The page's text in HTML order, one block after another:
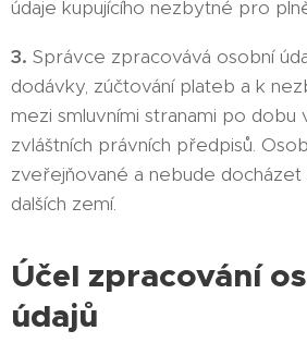
údaje kupujícího nezbytné pro
3. Správce zpracovává osobní
dodávky, zúčtování plateb a k
mezi smluvními stranami po dobu
zvláštních právních předpisů.
zveřejňované a nebude
dalších zemí.
Účel zpracování
údajů